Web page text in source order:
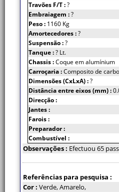
Travões F/T :?
Embraiagem :?
Peso : 1160 Kg
Amortecedores :?
Suspensão :?
Tanque :? Lt.
Chassis :Coque em alumínium
Carroçaria :Composito de
Dimensões (CxLxA) :?
Distância entre eixos (mm) :
Direcção :
Jantes :
Farois :
Preparador :
Combustível :
Observações : Efectuou 65
Referências para pesquisa :
Cor : Verde, Amarelo,